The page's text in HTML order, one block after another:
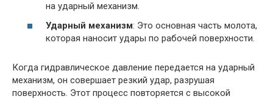
на ударный механизм.
Ударный механизм: Это основная часть молота,
которая наносит удары по рабочей поверхности.
Когда гидравлическое давление передается на ударный
механизм, он совершает резкий удар, разрушая
поверхность. Этот процесс повторяется с высокой